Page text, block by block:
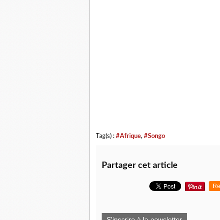
Tag(s) : #Afrique, #Songo
Partager cet article